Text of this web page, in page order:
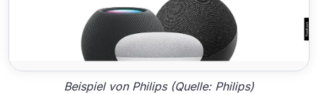
Beispiel von Philips (Quelle: Philips)